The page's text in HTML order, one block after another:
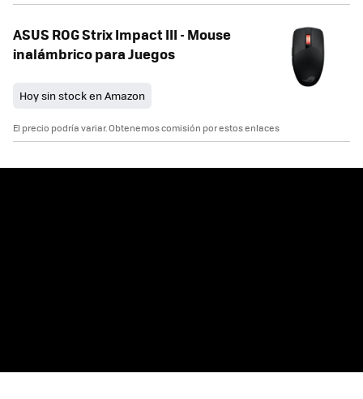
ASUS ROG Strix Impact III - Mouse
inalámbrico para Juegos
Hoy sin stock en Amazon
El precio podría variar. Obtenemos comisión por estos enlaces